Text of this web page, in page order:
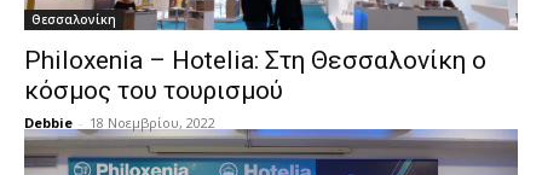
Θεσσαλονίκη
Philoxenia – Hotelia: Στη Θεσσαλονίκη ο
κόσμος του τουρισμού
Debbie - 18 Νοεμβρίου, 2022